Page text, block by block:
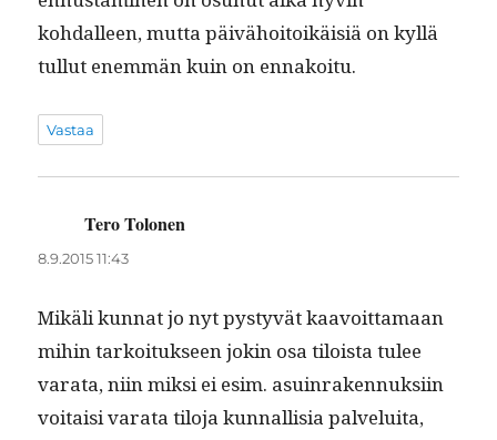
kohdalleen, mut­ta päivähoitoikäisiä on kyl­lä
tul­lut enem­män kuin on ennakoitu.
Vastaa
Tero Tolonen
8.9.2015 11:43
Mikäli kun­nat jo nyt pystyvät kaavoit­ta­maan
mihin tarkoituk­seen jokin osa tiloista tulee
vara­ta, niin mik­si ei esim. asuin­raken­nuk­si­in
voitaisi vara­ta tilo­ja kun­nal­lisia palvelui­ta,